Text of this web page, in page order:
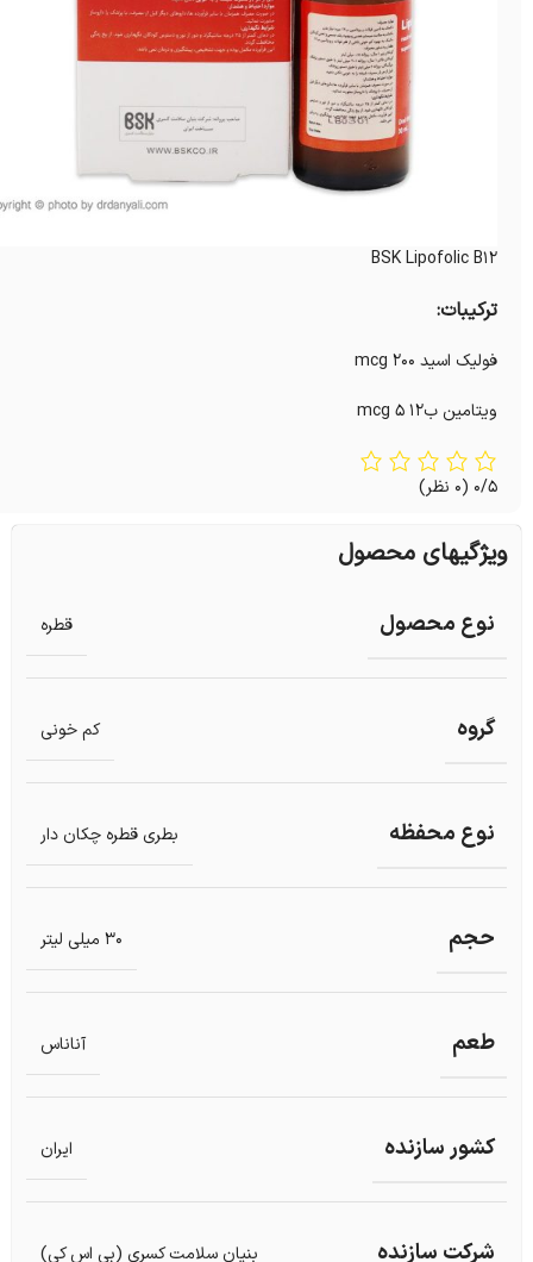
BSK Lipofolic B12
ترکیبات:
فولیک اسید 200 mcg
ویتامین ب12 5 mcg
0/5 (0 نظر)
ویژگیهای محصول
نوع محصول قطره
گروه کم خونی
نوع محفظه بطری قطره چکان دار
حجم 30 میلی لیتر
طعم آناناس
کشور سازنده ایران
شرکت سازنده بنیان سلامت کسری (بی اس کی)